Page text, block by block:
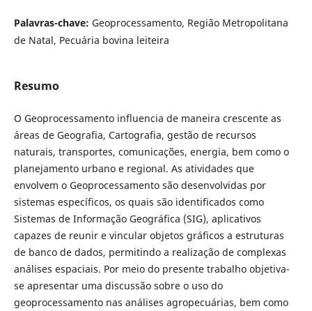
Palavras-chave: Geoprocessamento, Região Metropolitana
de Natal, Pecuária bovina leiteira
Resumo
O Geoprocessamento influencia de maneira crescente as
áreas de Geografia, Cartografia, gestão de recursos
naturais, transportes, comunicações, energia, bem como o
planejamento urbano e regional. As atividades que
envolvem o Geoprocessamento são desenvolvidas por
sistemas específicos, os quais são identificados como
Sistemas de Informação Geográfica (SIG), aplicativos
capazes de reunir e vincular objetos gráficos a estruturas
de banco de dados, permitindo a realização de complexas
análises espaciais. Por meio do presente trabalho objetiva-
se apresentar uma discussão sobre o uso do
geoprocessamento nas análises agropecuárias, bem como